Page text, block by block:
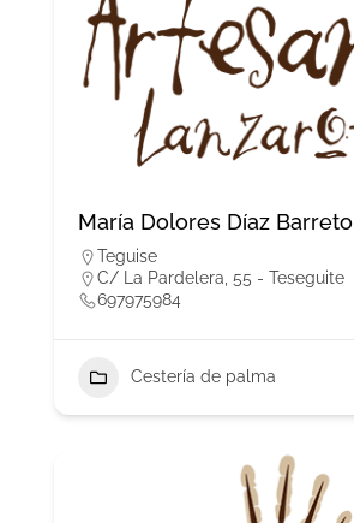
María Dolores Díaz Barreto
Teguise
C/ La Pardelera, 55 - Teseguite
697975984
Cestería de palma